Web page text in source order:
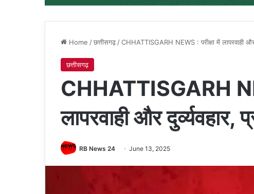
Home /छत्तीसगढ़ /CHHATTISGARH NEWS : परीक्षा में लापरवाही और
छत्तीसगढ़
CHHATTISGARH
लापरवाही और दुर्व्यवहार,
RB News 24 June 13, 2025